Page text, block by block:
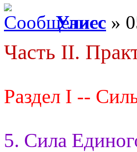
Улисс »
Часть II.
Раздел I --
5. Сила